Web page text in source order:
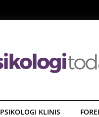
PSIKOLOGI KLINIS